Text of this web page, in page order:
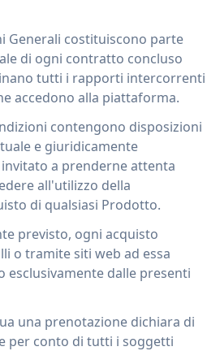
Generali costituiscono parte
di ogni contratto concluso
tutti i rapporti intercorrenti
accedono alla piattaforma.
contengono disposizioni
e giuridicamente
a prenderne attenta
all'utilizzo della
di qualsiasi Prodotto.
previsto, ogni acquisto
o tramite siti web ad essa
esclusivamente dalle presenti
una prenotazione dichiara di
per conto di tutti i soggetti